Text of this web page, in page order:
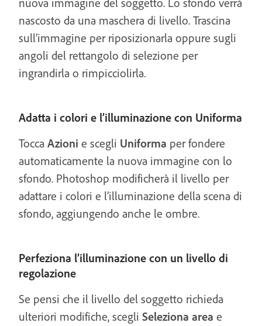
nascosto da una maschera di livello. Trascina
sull’immagine per riposizionarla oppure sugli
angoli del rettangolo di selezione per
ingrandirla o rimpicciolirla.
Adatta i colori e l’illuminazione con Uniforma
Tocca Azioni e scegli Uniforma per fondere
automaticamente la nuova immagine con lo
sfondo. Photoshop modificherà il livello per
adattare i colori e l’illuminazione della scena di
sfondo, aggiungendo anche le ombre.
Perfeziona l’illuminazione con un livello di
regolazione
Se pensi che il livello del soggetto richieda
ulteriori modifiche, scegli Seleziona area e